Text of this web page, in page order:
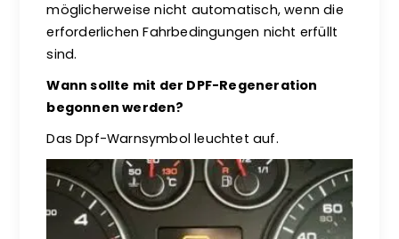
möglicherweise nicht automatisch, wenn die
erforderlichen Fahrbedingungen nicht erfüllt
sind.
Wann sollte mit der DPF-Regeneration
begonnen werden?
Das Dpf-Warnsymbol leuchtet auf.